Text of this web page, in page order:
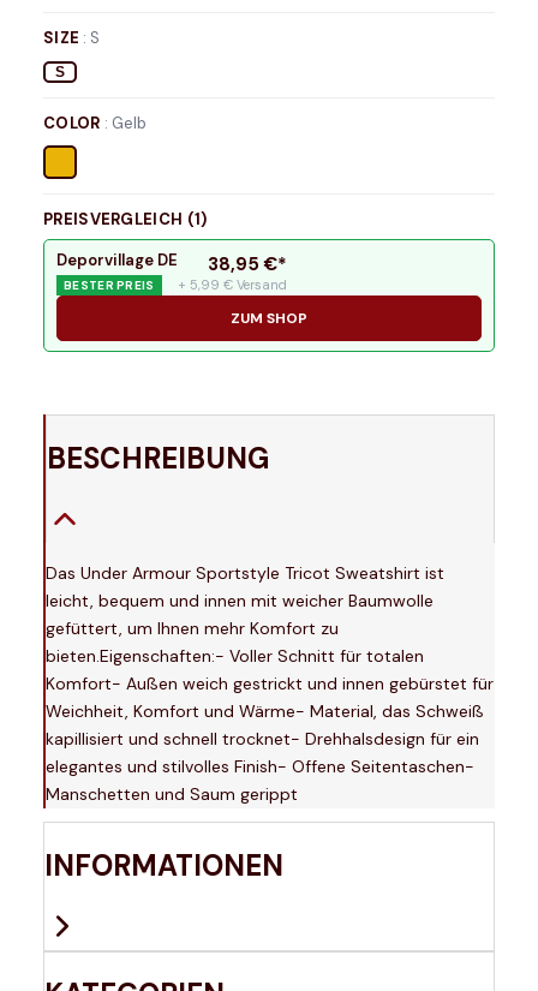
SIZE : S
S
COLOR : Gelb
PREISVERGLEICH (1)
Deporvillage DE
BESTER PREIS
38,95 €*
+ 5,99 € Versand
ZUM SHOP
BESCHREIBUNG
Das Under Armour Sportstyle Tricot Sweatshirt ist
leicht, bequem und innen mit weicher Baumwolle
gefüttert, um Ihnen mehr Komfort zu
bieten.Eigenschaften:- Voller Schnitt für totalen
Komfort- Außen weich gestrickt und innen gebürstet für
Weichheit, Komfort und Wärme- Material, das Schweiß
kapillisiert und schnell trocknet- Drehhalsdesign für ein
elegantes und stilvolles Finish- Offene Seitentaschen-
Manschetten und Saum gerippt
INFORMATIONEN